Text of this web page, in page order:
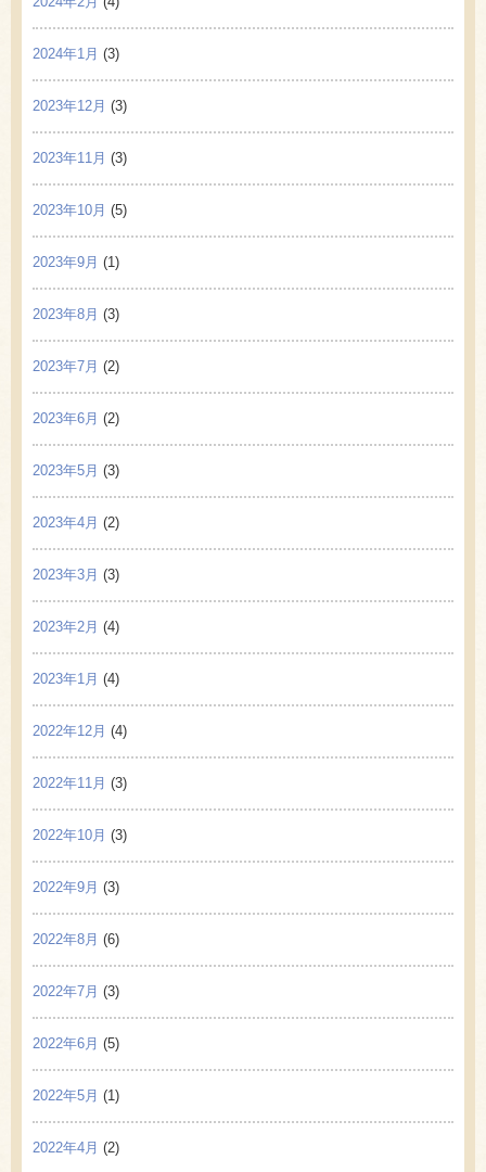
2024年1月 (3)
2023年12月 (3)
2023年11月 (3)
2023年10月 (5)
2023年9月 (1)
2023年8月 (3)
2023年7月 (2)
2023年6月 (2)
2023年5月 (3)
2023年4月 (2)
2023年3月 (3)
2023年2月 (4)
2023年1月 (4)
2022年12月 (4)
2022年11月 (3)
2022年10月 (3)
2022年9月 (3)
2022年8月 (6)
2022年7月 (3)
2022年6月 (5)
2022年5月 (1)
2022年4月 (2)